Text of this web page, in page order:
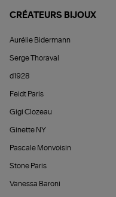
CRÉATEURS BIJOUX
Aurélie Bidermann
Serge Thoraval
d1928
Feidt Paris
Gigi Clozeau
Ginette NY
Pascale Monvoisin
Stone Paris
Vanessa Baroni